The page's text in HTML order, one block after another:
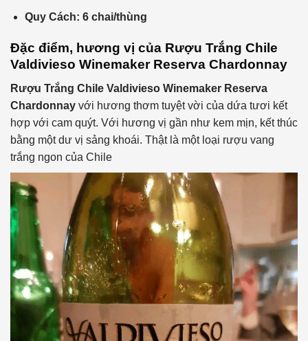
Quy Cách: 6 chai/thùng
Đặc điểm, hương vị của Rượu Trắng Chile
Valdivieso Winemaker Reserva Chardonnay
Rượu Trắng Chile Valdivieso Winemaker Reserva
Chardonnay với hương thơm tuyệt vời của dứa tươi kết
hợp với cam quýt. Với hương vị gần như kem mịn, kết thúc
bằng một dư vị sảng khoái. Thật là một loại rượu vang
trắng ngon của Chile